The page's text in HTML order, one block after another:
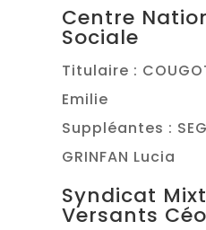
Centre
Sociale
Titulaire :
Emilie
Suppléantes :
GRINFAN Lucia
Syndicat
Versants